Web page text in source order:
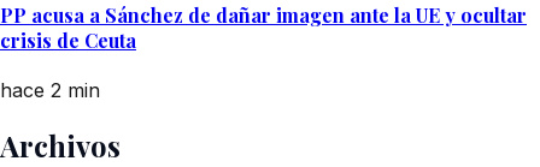
PP acusa a Sánchez de dañar imagen ante la UE y ocultar
crisis de Ceuta
hace 2 min
Archivos